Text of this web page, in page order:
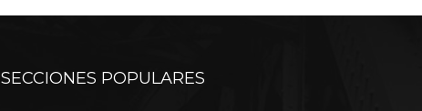
SECCIONES POPULARES